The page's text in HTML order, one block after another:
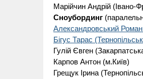
Марійчин Андрій (Івано-
Сноубординг
Александровський
Бігус Тарас
Гулій Євген
Карпов Антон (м.Київ)
Грещук Ірина